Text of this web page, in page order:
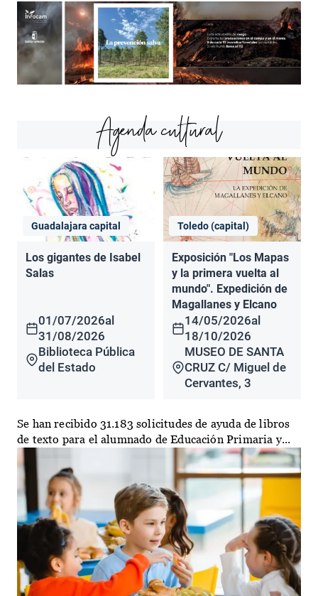
Agenda cultural
Guadalajara capital
Los gigantes de Isabel
Salas
01/07/2026al
31/08/2026
Biblioteca Pública
del Estado
Toledo (capital)
Exposición "Los Mapas
y la primera vuelta al
mundo". Expedición de
Magallanes y Elcano
14/05/2026al
18/10/2026
MUSEO DE SANTA
CRUZ C/ Miguel de
Cervantes, 3
Se han recibido 31.183 solicitudes de ayuda de libros
de texto para el alumnado de Educación Primaria y...